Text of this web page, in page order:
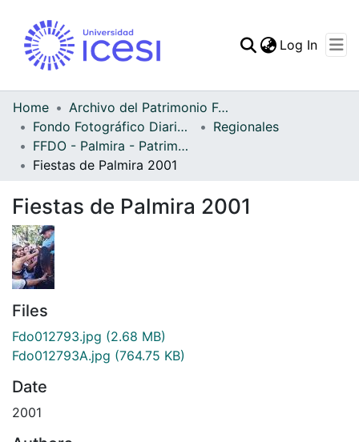
Statistics
Log In
Home
Archivo del Patrimonio Fotográfico y Fílmico del Valle del Cauca
Fondo Fotográfico Diario Occidente
Regionales
FFDO - Palmira - Patrimonial
Fiestas de Palmira 2001
Fiestas de Palmira 2001
Files
Fdo012793.jpg (2.68 MB)
Fdo012793A.jpg (764.75 KB)
Date
2001